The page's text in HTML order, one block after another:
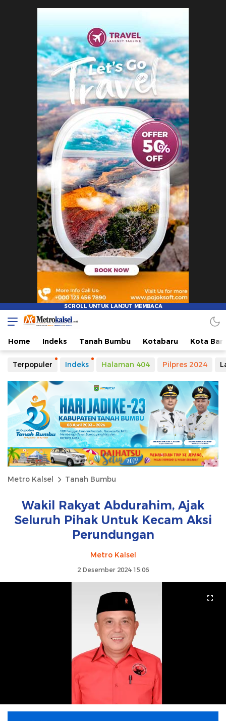
Home Indeks Tanah Bumbu Kotabaru Kota
Terpopuler Indeks Halaman 404 Pilpres 2024
Metro Kalsel Tanah Bumbu
Wakil Rakyat Abdurahim, Ajak
Seluruh Pihak Untuk Kecam Aksi
Perundungan
Metro Kalsel
2 Desember 2024 15:06